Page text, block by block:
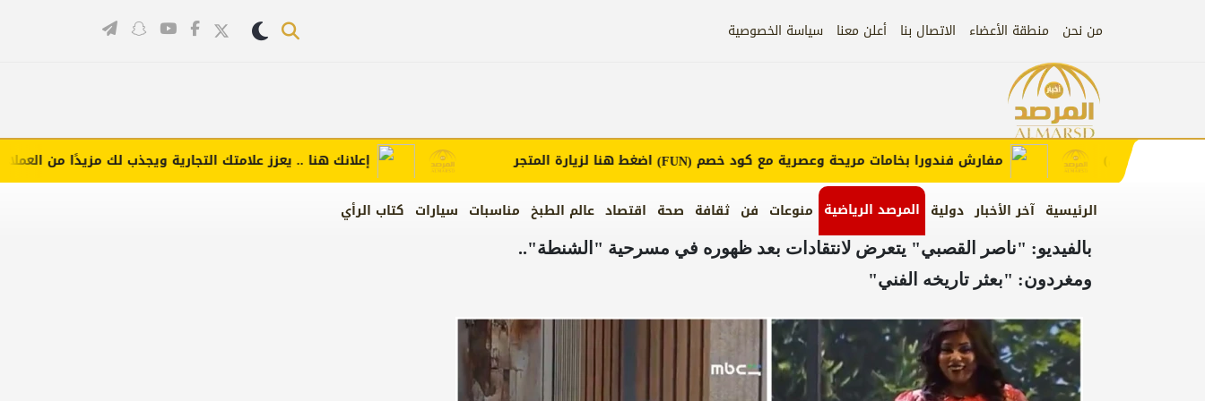
من نحن منطقة الأعضاء الاتصال بنا أعلن معنا سياسة الخصوصية
الرئيسية آخر الأخبار دولية المرصد الرياضية منوعات فن ثقافة صحة اقتصاد عالم الطبخ مناسبات سيارات كتاب الرأي
إعلانك هنا .. يعزز علامتك التجارية ويجذب لك مزيدًا من العملاء مفارش فندورا بخامات مريحة وعصرية مع كود خصم (FUN) اضغط هنا لزيارة المتجر
بالفيديو: "ناصر القصبي" يتعرض لانتقادات بعد ظهوره في مسرحية "الشنطة"..
ومغردون: "بعثر تاريخه الفني"